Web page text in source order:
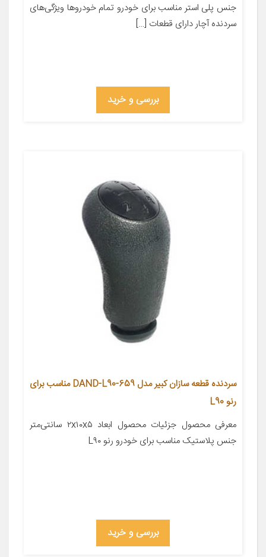
جنس پلی استر مناسب برای خودرو تمام خودروها ویژگی‌های
سردنده آچار دارای قطعات […]
بررسی و خرید
سردنده قطعه سازان کبیر مدل DAND-L90-659 مناسب برای
رنو L90
معرفی محصول جزئیات محصول ابعاد ۲x۱۰x۵ سانتی‌متر
جنس پلاستیک مناسب برای خودرو رنو L۹۰
بررسی و خرید